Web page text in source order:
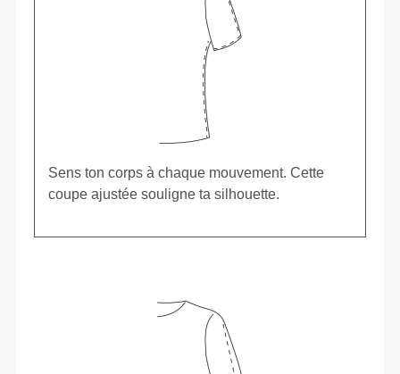
Sens ton corps à chaque mouvement. Cette
coupe ajustée souligne ta silhouette.